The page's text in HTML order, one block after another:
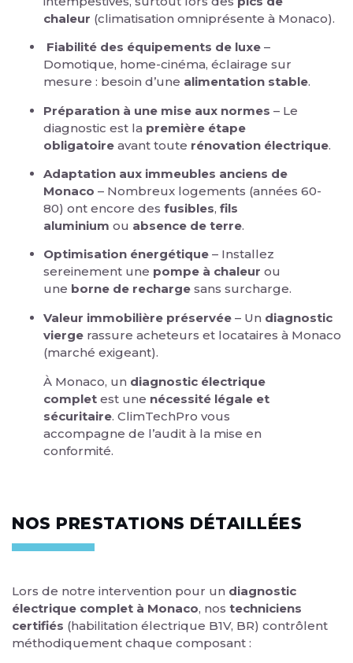
chaleur (climatisation omniprésente à Monaco).
Fiabilité des équipements de luxe –
Domotique, home-cinéma, éclairage sur
mesure : besoin d’une alimentation stable.
Préparation à une mise aux normes – Le
diagnostic est la première étape
obligatoire avant toute rénovation électrique.
Adaptation aux immeubles anciens de
Monaco – Nombreux logements (années 60-
80) ont encore des fusibles, fils
aluminium ou absence de terre.
Optimisation énergétique – Installez
sereinement une pompe à chaleur ou
une borne de recharge sans surcharge.
Valeur immobilière préservée – Un diagnostic
vierge rassure acheteurs et locataires à Monaco
(marché exigeant).
À Monaco, un diagnostic électrique
complet est une nécessité légale et
sécuritaire. ClimTechPro vous
accompagne de l’audit à la mise en
conformité.
NOS PRESTATIONS DÉTAILLÉES
Lors de notre intervention pour un diagnostic
électrique complet à Monaco, nos techniciens
certifiés (habilitation électrique B1V, BR) contrôlent
méthodiquement chaque composant :